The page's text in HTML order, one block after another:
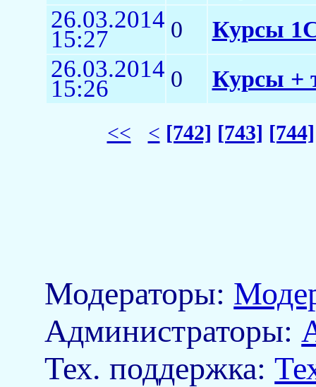
26.03.2014
15:27 0 Курсы
26.03.2014
15:26 0 Курсы +
<< < [742] [743] [744]
Модераторы:
Aдминистраторы:
Тех. поддержка: